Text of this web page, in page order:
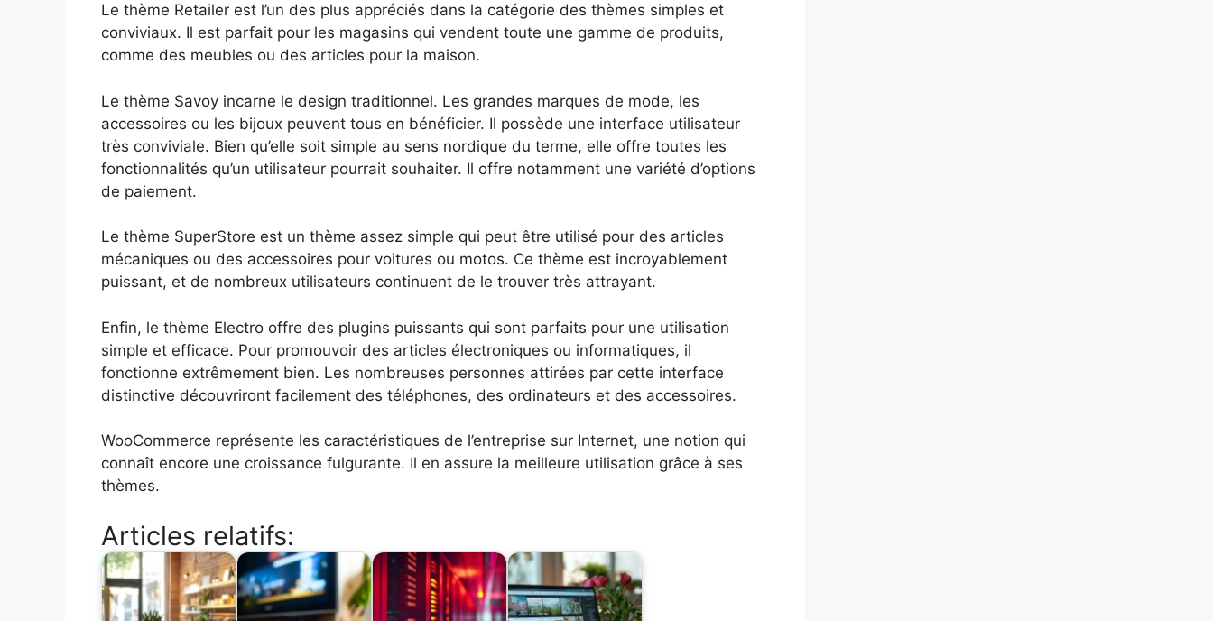
Le thème Retailer est l’un des plus appréciés dans la catégorie des thèmes simples et
conviviaux. Il est parfait pour les magasins qui vendent toute une gamme de produits,
comme des meubles ou des articles pour la maison.
Le thème Savoy incarne le design traditionnel. Les grandes marques de mode, les
accessoires ou les bijoux peuvent tous en bénéficier. Il possède une interface utilisateur
très conviviale. Bien qu’elle soit simple au sens nordique du terme, elle offre toutes les
fonctionnalités qu’un utilisateur pourrait souhaiter. Il offre notamment une variété d’options
de paiement.
Le thème SuperStore est un thème assez simple qui peut être utilisé pour des articles
mécaniques ou des accessoires pour voitures ou motos. Ce thème est incroyablement
puissant, et de nombreux utilisateurs continuent de le trouver très attrayant.
Enfin, le thème Electro offre des plugins puissants qui sont parfaits pour une utilisation
simple et efficace. Pour promouvoir des articles électroniques ou informatiques, il
fonctionne extrêmement bien. Les nombreuses personnes attirées par cette interface
distinctive découvriront facilement des téléphones, des ordinateurs et des accessoires.
WooCommerce représente les caractéristiques de l’entreprise sur Internet, une notion qui
connaît encore une croissance fulgurante. Il en assure la meilleure utilisation grâce à ses
thèmes.
Articles relatifs: